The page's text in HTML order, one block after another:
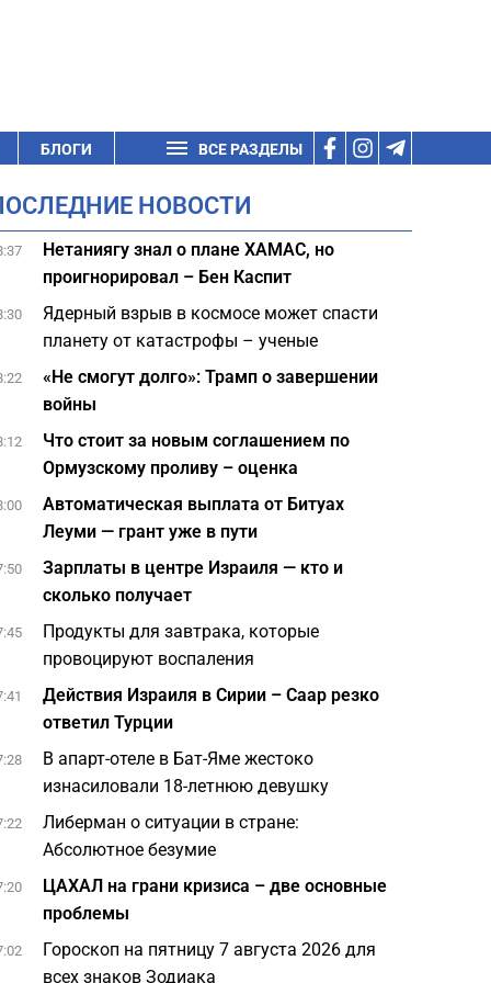
БЛОГИ ВСЕ РАЗДЕЛЫ
НОВОСТИ
Нетаниягу знал о плане ХАМАС, но
проигнорировал – Бен Каспит
Ядерный взрыв в космосе может спасти
планету от катастрофы – ученые
«Не смогут долго»: Трамп о завершении
войны
Что стоит за новым соглашением по
Ормузскому проливу – оценка
Автоматическая выплата от Битуах
Леуми — грант уже в пути
Зарплаты в центре Израиля — кто и
сколько получает
Продукты для завтрака, которые
провоцируют воспаления
Действия Израиля в Сирии – Саар резко
ответил Турции
В апарт-отеле в Бат-Яме жестоко
изнасиловали 18-летнюю девушку
Либерман о ситуации в стране:
Абсолютное безумие
ЦАХАЛ на грани кризиса – две основные
проблемы
Гороскоп на пятницу 7 августа 2026 для
всех знаков Зодиака